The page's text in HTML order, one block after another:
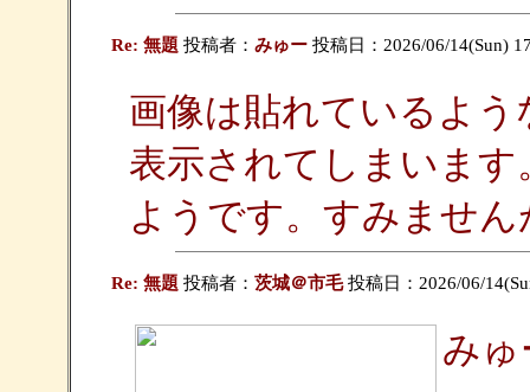
Re: 無題 投稿者： みゅー投稿日：2026/06/14(Sun)
画像は貼れているよ
表示されてしまいま
ようです。すみませ
Re: 無題 投稿者： 茨城＠市毛投稿日：2026/06/
みゅ